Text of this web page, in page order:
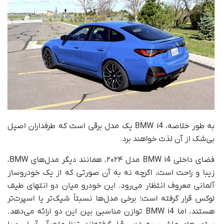
به طور خلاصه، BMW i4 یک مدل برقی است که طرفداران اصیل
بی‌شک از آن لذت خواهند برد.
فضای داخلی BMW i4 مدل ۲۰۲۴، همانند دیگر مدل‌های BMW،
زیبا و راحت است، اگرچه نه به آن صورتی که از یک خودروساز
آلمانی معروف انتظار می‌رود. این خودرو میان دو انتهای طیف
لوکس قرار گرفته است؛ برخی مدل‌ها نسبتاً شیک‌تر یا اسپرت‌تر
هستند، اما BMW i4 توازن مناسبی بین این دو ارائه می‌دهد.